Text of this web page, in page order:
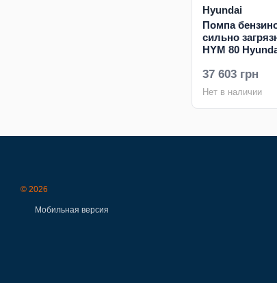
Hyundai
Помпа
сильно
HYM 80
37 603 грн
Нет в наличии
© 2026
Мобильная версия